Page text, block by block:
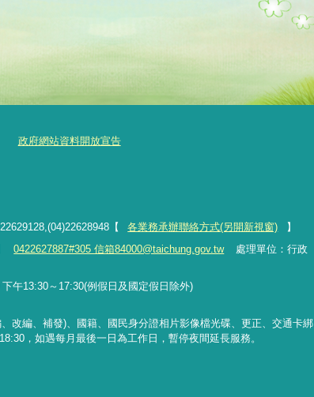
政府網站資料開放宣告
【
各業務承辦聯絡方式(另開新視窗)
】
0422627887#305 信箱84000@taichung.gov.tw
處理單位：行政
午13:30～17:30(例假日及國定假日除外)
改編、補發)、國籍、國民身分證相片影像檔光碟、更正、交通卡綁
，如遇每月最後一日為工作日，暫停夜間延長服務。